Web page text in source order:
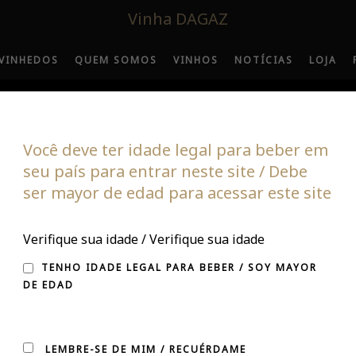
Vinha DAGAZ
QUEM SOMOS VINHOS NOTÍCIAS LOJA
TINTO
Você deve ter idade legal para beber em
seu país para entrar neste site / Debe
ser mayor de edad para acessar este site
Verifique sua idade / Verifique sua idade
TENHO IDADE LEGAL PARA BEBER / SOY MAYOR
DE EDAD
LEMBRE-SE DE MIM / RECUÉRDAME